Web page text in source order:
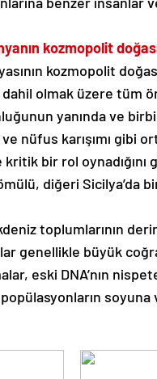
kozmopolit
kozmopolit
olmak üzere tüm
yanında ve
nüfus karışımı gibi
bir rol
diğeri Sicilya’da
toplumlarının
genellikle büyük
eski DNA’nın